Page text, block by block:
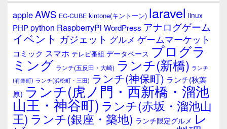
ウ
ィ
ジ
ェ
ア
appleAWS EC-CUBE kintone(キントーン) laravel linux
PHPpython RaspberryPi WordPress アナログゲーム
イベント ガジェット グルメ ゲームマーケット
コミック スマホ テレビ番組 データベース プログラ
ミング ランチ(五反田・大崎) ランチ(新橋) ランチ
(有楽町) ランチ(浜松町・三田) ランチ(神保町) ランチ(秋葉
原) ランチ(虎ノ門・西新橋・溜池
山王・神谷町) ランチ(赤坂・溜池山
王) ランチ(銀座・築地) ランチ限定グルメ レ